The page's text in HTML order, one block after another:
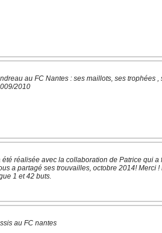
au FC Nantes : ses maillots, ses trophées ,
2010
réalisée avec la collaboration de Patrice qui a
a partagé ses trouvailles, octobre 2014! Merci
1 et 42 buts.
au FC nantes